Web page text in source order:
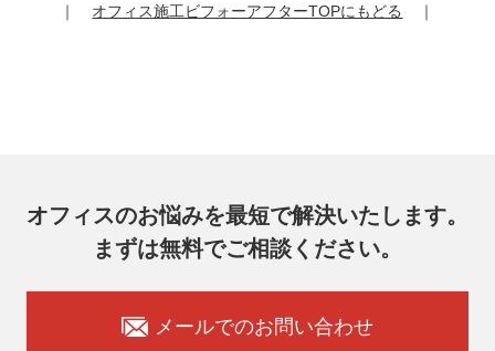
提供記録の開示を請求することができます。
7. 個人情報を提供されることの任意性
お客様がご自身の個人情報を弊社に提供されるか否かはお客
は、適切なサービスをご提供できない場合がありますのでご
｜ オフィス施工ビフォーアフターTOPにもどる ｜
オフィスのお悩みを最短で解決いたします。
まずは無料でご相談ください。
メールでのお問い合わせ